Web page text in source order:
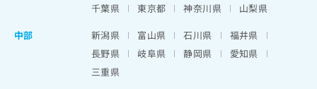
千葉県
東京都 神奈川県
山梨県
中部
新潟県 富山県 石川県
福井県
長野県
岐阜県 静岡県
愛知県
三重県